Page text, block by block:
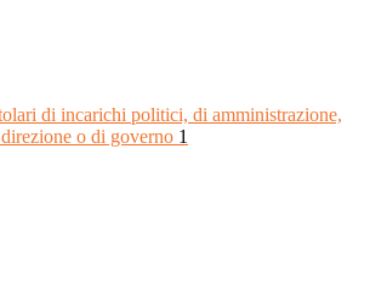
di incarichi politici, di amministrazione,
o di governo 1